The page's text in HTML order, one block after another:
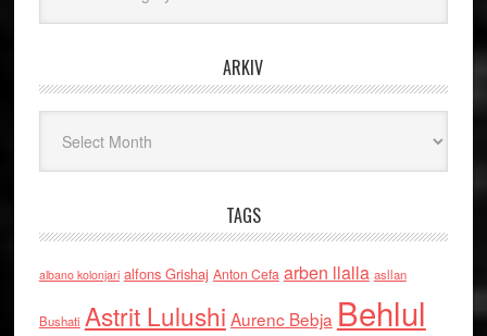
ARKIV
TAGS
albano kolonjari alfons Grishaj Anton Cefa arben llalla asllan
Bushati Astrit Lulushi Aurenc Bebja Behlul